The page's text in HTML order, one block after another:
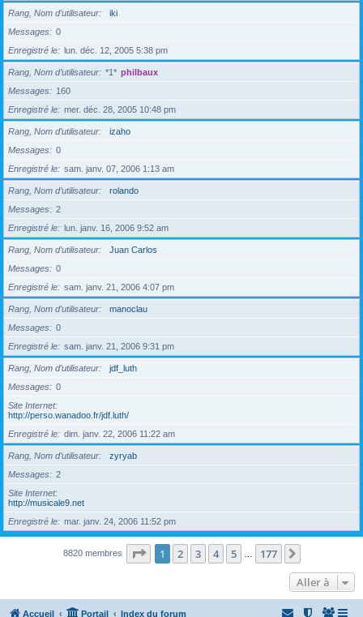
Rang, Nom d’utilisateur
iki
Messages
0
Enregistré le
lun. déc. 12, 2005 5:38 pm
Rang, Nom d’utilisateur *1* philbaux
Messages
160
Enregistré le
mer. déc. 28, 2005 10:48 pm
Rang, Nom d’utilisateur
izaho
Messages
0
Enregistré le
sam. janv. 07, 2006 1:13 am
Rang, Nom d’utilisateur
rolando
Messages
2
Enregistré le
lun. janv. 16, 2006 9:52 am
Rang, Nom d’utilisateur
Juan Carlos
Messages
0
Enregistré le
sam. janv. 21, 2006 4:07 pm
Rang, Nom d’utilisateur
manoclau
Messages
0
Enregistré le
sam. janv. 21, 2006 9:31 pm
Rang, Nom d’utilisateur
jdf_luth
Messages
0
Site Internet
http://perso.wanadoo.fr/jdf.luth/
Enregistré le
dim. janv. 22, 2006 11:22 am
Rang, Nom d’utilisateur
zyryab
Messages
2
Site Internet
http://musicale9.net
Enregistré le
mar. janv. 24, 2006 11:52 pm
8820 membres Page 1sur177
1 2 3 4 5 177
Aller à
Accueil Portail Index du forum